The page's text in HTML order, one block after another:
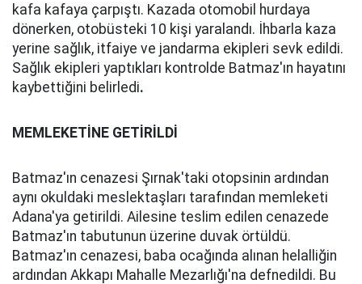
kafa kafaya çarpıştı. Kazada otomobil hurdaya
dönerken, otobüsteki 10 kişi yaralandı. İhbarla kaza
yerine sağlık, itfaiye ve jandarma ekipleri sevk edildi.
Sağlık ekipleri yaptıkları kontrolde Batmaz'ın hayatını
kaybettiğini belirledi.
MEMLEKETİNE GETİRİLDİ
Batmaz'ın cenazesi Şırnak'taki otopsinin ardından
aynı okuldaki meslektaşları tarafından memleketi
Adana'ya getirildi. Ailesine teslim edilen cenazede
Batmaz'ın tabutunun üzerine duvak örtüldü.
Batmaz'ın cenazesi, baba ocağında alınan helalliğin
ardından Akkapı Mahalle Mezarlığı'na defnedildi. Bu